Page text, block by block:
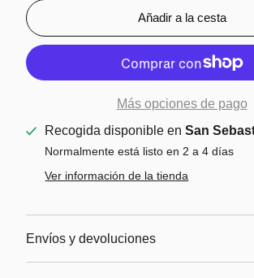
Añadir a la cesta
Más opciones de pago
Recogida disponible enSan
Normalmente está listo en 2 a 4 días
Ver información de la tienda
Envíos y devoluciones